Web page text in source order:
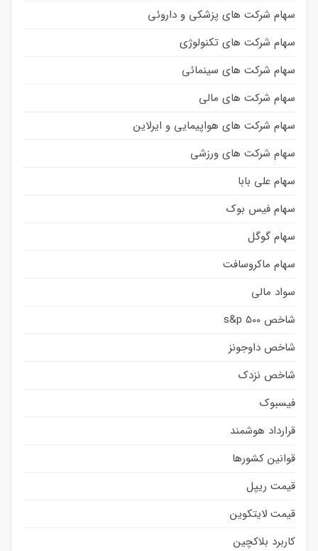
سهام شرکت های پزشکی و داروئی
سهام شرکت های تکنولوژی
سهام شرکت های سینمائی
سهام شرکت های مالی
سهام شرکت های هواپیمایی و ایرلاین
سهام شرکت های ورزشی
سهام علی بابا
سهام فیس بوک
سهام گوگل
سهام ماکروسافت
سواد مالی
شاخص s&p 500
شاخص داوجونز
شاخص نزدک
فیسبوک
قرارداد هوشمند
قوانین کشورها
قیمت ریپل
قیمت لایتکوین
کاربرد بلاکچین